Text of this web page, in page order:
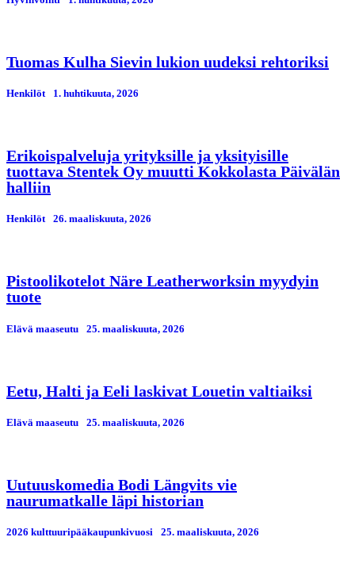
Tuomas Kulha Sievin lukion uudeksi rehtoriksi
Henkilöt 1. huhtikuuta, 2026
Erikoispalveluja yrityksille ja yksityisille
tuottava Stentek Oy muutti Kokkolasta Päivälän
halliin
Henkilöt 26. maaliskuuta, 2026
Pistoolikotelot Näre Leatherworksin myydyin
tuote
Elävä maaseutu 25. maaliskuuta, 2026
Eetu, Halti ja Eeli laskivat Louetin valtiaiksi
Elävä maaseutu 25. maaliskuuta, 2026
Uutuuskomedia Bodi Längvits vie
naurumatkalle läpi historian
2026 kulttuuripääkaupunkivuosi 25. maaliskuuta, 2026